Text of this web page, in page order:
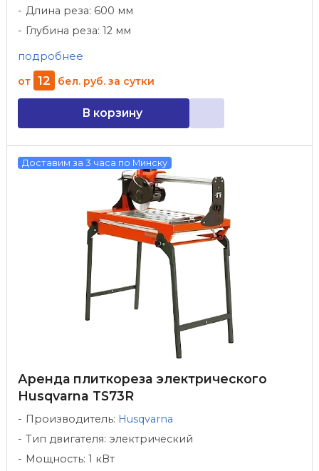
Длина реза: 600 мм
Глубина реза: 12 мм
подробнее
от 12 бел. руб. за сутки
В корзину
Доставим за 3 часа по Минску
Аренда плиткореза электрического
Husqvarna TS73R
Производитель: Husqvarna
Тип двигателя: электрический
Мощность: 1 кВт